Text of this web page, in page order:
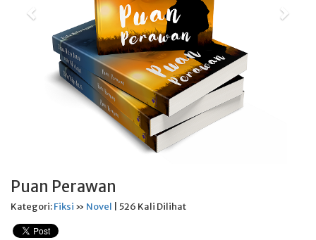
Puan Perawan
Kategori:Fiksi » Novel | 526 Kali Dilihat